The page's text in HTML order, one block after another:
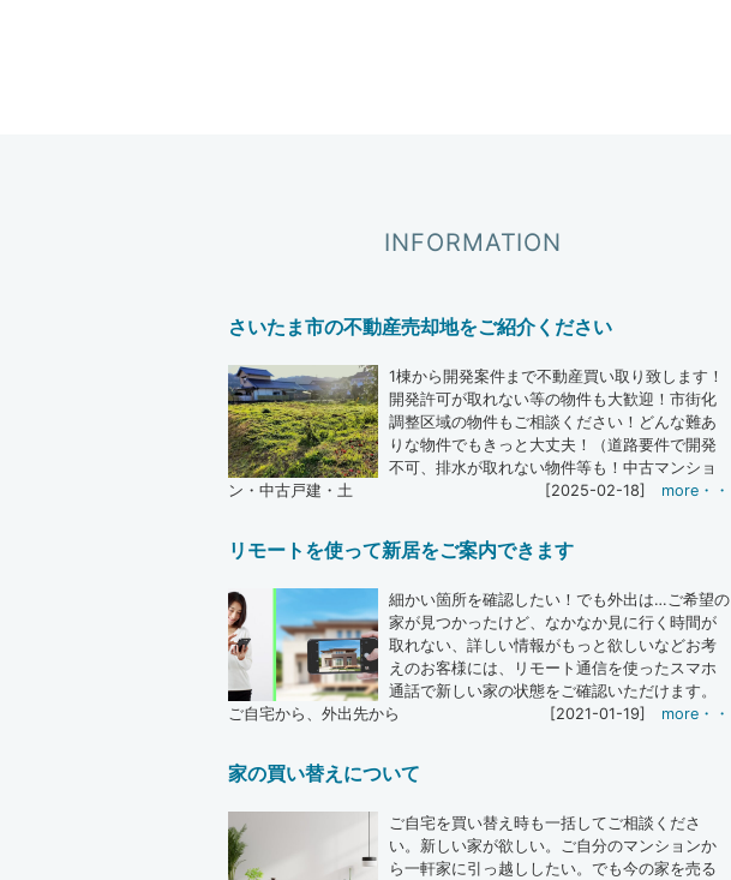
INFORMATION
​さいたま市の不動産売却地をご紹介ください
1棟から開発案件まで不動産買い取り致します！​
開発許可が取れない等の物件も大歓迎！​市街化
調整区域の物件もご相談ください！どんな難あ
りな物件でもきっと大丈夫！​（道路要件で開発
不可、排水が取れない物件等も！中古マンショ
ン・中古戸建・土
[2025-02-18] more・・
リモートを使って新居をご案内できます
細かい箇所を確認したい！でも外出は…ご希望の
家が見つかったけど、なかなか見に行く時間が
取れない、詳しい情報がもっと欲しいなどお考
えのお客様には、リモート通信を使ったスマホ
通話で新しい家の状態をご確認いただけます。
ご自宅から、外出先から
[2021-01-19] more・・
家の買い替えについて
ご自宅を買い替え時も一括してご相談くださ
い。新しい家が欲しい。ご自分のマンションか
ら一軒家に引っ越ししたい。でも今の家を売る